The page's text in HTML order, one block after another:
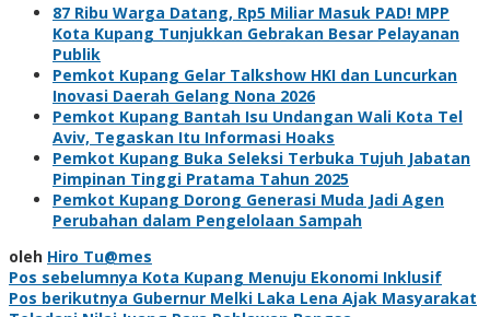
87 Ribu Warga Datang, Rp5 Miliar Masuk PAD! MPP
Kota Kupang Tunjukkan Gebrakan Besar Pelayanan
Publik
Pemkot Kupang Gelar Talkshow HKI dan Luncurkan
Inovasi Daerah Gelang Nona 2026
Pemkot Kupang Bantah Isu Undangan Wali Kota Tel
Aviv, Tegaskan Itu Informasi Hoaks
Pemkot Kupang Buka Seleksi Terbuka Tujuh Jabatan
Pimpinan Tinggi Pratama Tahun 2025
Pemkot Kupang Dorong Generasi Muda Jadi Agen
Perubahan dalam Pengelolaan Sampah
oleh Hiro Tu@mes
Navigasi
Pos sebelumnya Kota Kupang Menuju Ekonomi Inklusif
Pos berikutnya Gubernur Melki Laka Lena Ajak Masyarakat